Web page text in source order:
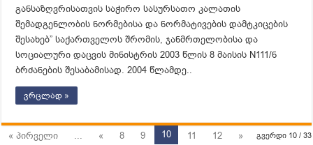
განსაზღვრისათვის საჭირო სასურსათო კალათის
შემადგენლობის ნორმებისა და ნორმატივების დამტკიცების
შესახებ” საქართველოს შრომის, ჯანმრთელობისა და
სოციალური დაცვის მინისტრის 2003 წლის 8 მაისის N111/ნ
ბრძანების შესაბამისად. 2004 წლამდე..
ვრცლად »
გვერდი 10 / 33
« პირველი ... « 8 9 10 11 12
»